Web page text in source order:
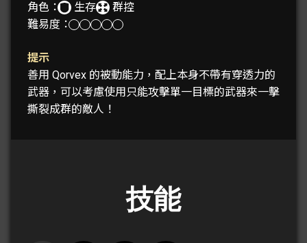
角色：
生存
群控
難易度：
提示
善用 Qorvex 的被動能力，配上本身不帶有穿透力的
武器，可以考慮使用只能攻擊單一目標的武器來一擊
撕裂成群的敵人！
技能